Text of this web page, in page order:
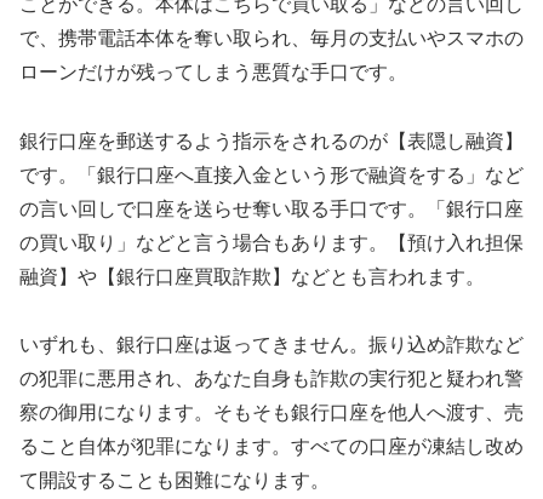
で、携帯電話本体を奪い取られ、毎月の支払いやスマホの
ローンだけが残ってしまう悪質な手口です。
銀行口座を郵送するよう指示をされるのが【表隠し融資】
です。「銀行口座へ直接入金という形で融資をする」など
の言い回しで口座を送らせ奪い取る手口です。「銀行口座
の買い取り」などと言う場合もあります。【預け入れ担保
融資】や【銀行口座買取詐欺】などとも言われます。
いずれも、銀行口座は返ってきません。振り込め詐欺など
の犯罪に悪用され、あなた自身も詐欺の実行犯と疑われ警
察の御用になります。そもそも銀行口座を他人へ渡す、売
ること自体が犯罪になります。すべての口座が凍結し改め
て開設することも困難になります。